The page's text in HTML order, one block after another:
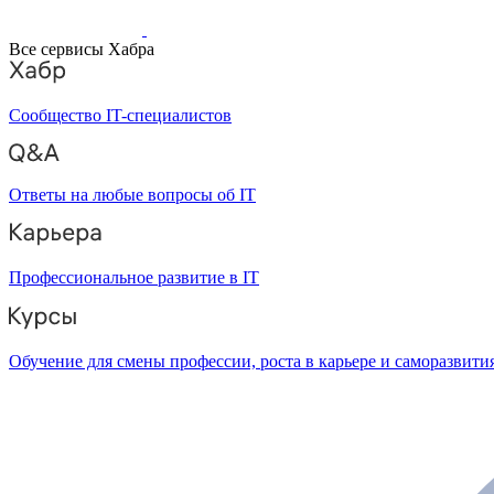
Все сервисы Хабра
Сообщество IT-специалистов
Ответы на любые вопросы об IT
Профессиональное развитие в IT
Обучение для смены профессии, роста в карьере и